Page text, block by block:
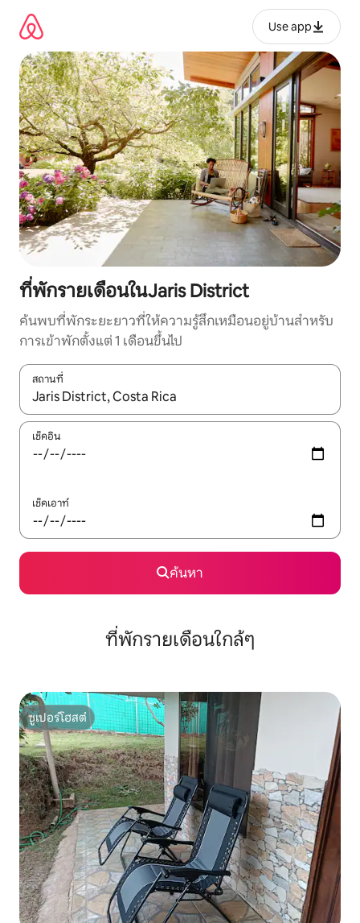
เนื้อหา
Use app
ที่พักรายเดือนในJaris District
ค้นพบที่พักระยะยาวที่ให้ความรู้สึกเหมือนอยู่บ้านสำหรับ
การเข้าพักตั้งแต่ 1 เดือนขึ้นไป
สถานที่
ใช้ลูกศรขึ้นลง หรือใช้การสัมผัสหรือปัด เพื่อสำรวจผลการค้นหา
เช็คอิน
เช็คเอาท์
ค้นหา
ที่พักรายเดือนใกล้ๆ
ซูเปอร์โฮสต์
ซูเปอร์โฮสต์